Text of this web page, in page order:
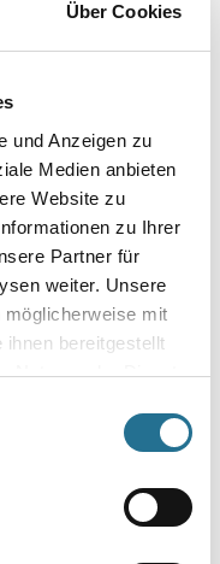
Über Cookies
und Anzeigen zu
Medien anbieten
Website zu
zu Ihrer
Partner für
weiter. Unsere
mit
bereitgestellt
Nutzung der Dienste
Hobus Profil
Flexibel
um Preise zu